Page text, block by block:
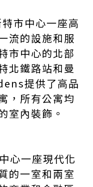
市中心一座高
流的設施和服
市中心的北部
北鐵路站和曼
提供了高品
，所有公寓均
室內裝飾。
心一座現代化
的一室和兩室